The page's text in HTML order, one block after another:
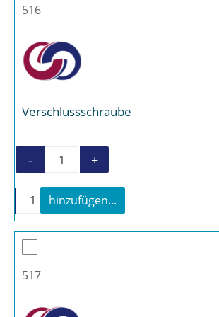
516
Verschlussschraube
Verschlussschraube Menge
- +
Verschlussschraube Menge
+
hinzufügen...
517